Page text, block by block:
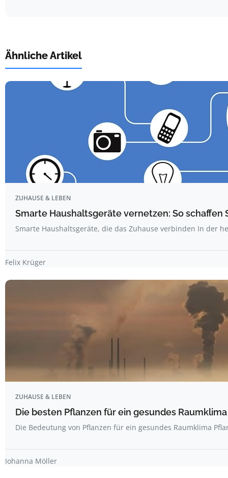
Ähnliche Artikel
ZUHAUSE & LEBEN
Smarte Haushaltsgeräte vernetzen: So schaffen
Smarte Haushaltsgeräte, die das Zuhause verbinden In der
Felix Krüger
ZUHAUSE & LEBEN
Die besten Pflanzen für ein gesundes Raumklima
Die Bedeutung von Pflanzen für ein gesundes Raumklima
Johanna Möller